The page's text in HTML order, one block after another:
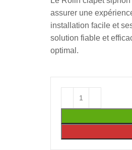
assurer une
installation facile et
solution fiable et
optimal.